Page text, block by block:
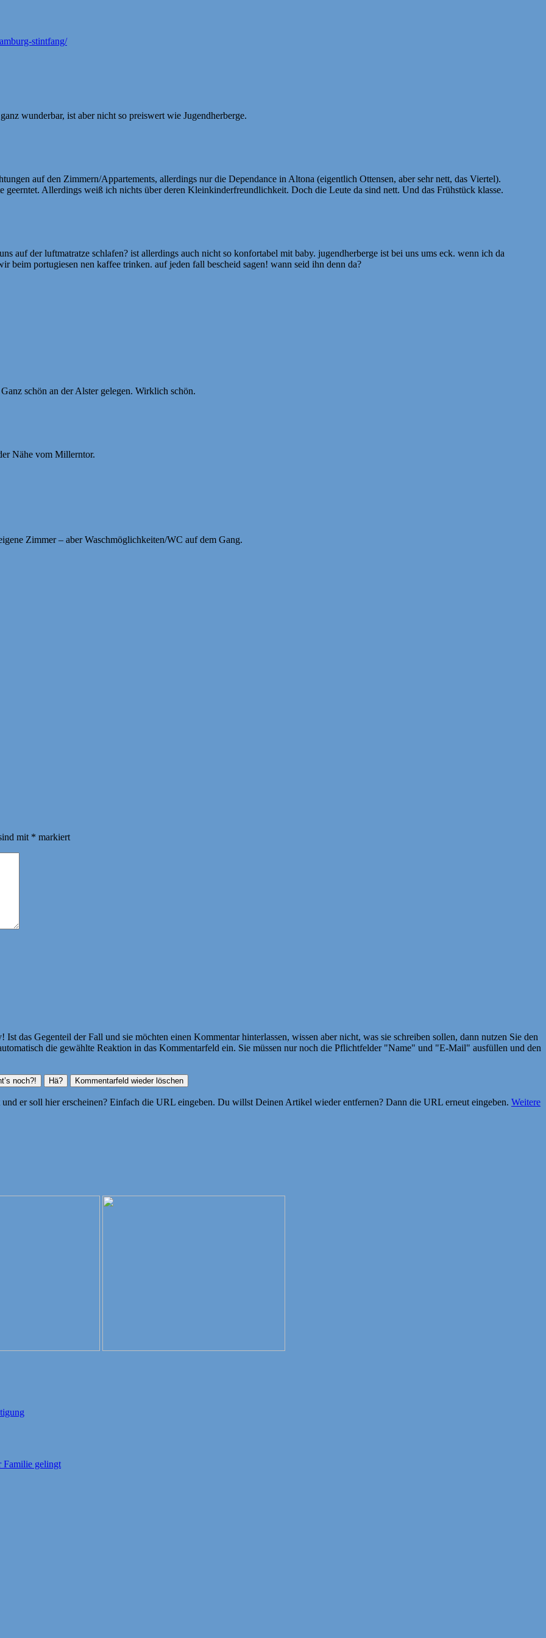
stintfang/
ganz wunderbar, ist aber nicht so preiswert wie Jugendherberge.
auf den Zimmern/Appartements, allerdings nur die Dependance in Altona (eigentlich Ottensen, aber sehr nett, das Viertel).
geerntet. Allerdings weiß ich nichts über deren Kleinkinderfreundlichkeit. Doch die Leute da sind nett. Und das Frühstück klasse.
auf der luftmatratze schlafen? ist allerdings auch nicht so konfortabel mit baby. jugendherberge ist bei uns ums eck. wenn ich da
beim portugiesen nen kaffee trinken. auf jeden fall bescheid sagen! wann seid ihn denn da?
schön an der Alster gelegen. Wirklich schön.
Nähe vom Millerntor.
Zimmer – aber Waschmöglichkeiten/WC auf dem Gang.
mit * markiert
das Gegenteil der Fall und sie möchten einen Kommentar hinterlassen, wissen aber nicht, was sie schreiben sollen, dann nutzen Sie den
die gewählte Reaktion in das Kommentarfeld ein. Sie müssen nur noch die Pflichtfelder "Name" und "E-Mail" ausfüllen und den
er soll hier erscheinen? Einfach die URL eingeben. Du willst Deinen Artikel wieder entfernen? Dann die URL erneut eingeben. Weitere